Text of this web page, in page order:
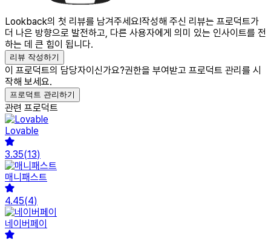
Lookback의 첫 리뷰를 남겨주세요!작성해 주신 리뷰는 프로덕트가
더 나은 방향으로 발전하고, 다른 사용자에게 의미 있는 인사이트를 전
하는 데 큰 힘이 됩니다.
리뷰 작성하기
이 프로덕트의 담당자이신가요?권한을 부여받고 프로덕트 관리를 시
작해 보세요.
프로덕트 관리하기
관련 프로덕트
Lovable
3.35(13)
매니패스트
4.45(4)
네이버페이